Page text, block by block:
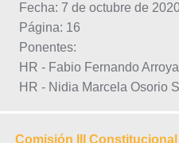
Fecha: 7 de octubre de
Página: 16
Ponentes:
HR - Fabio Fernando
HR - Nidia Marcela Osorio
Comisión III